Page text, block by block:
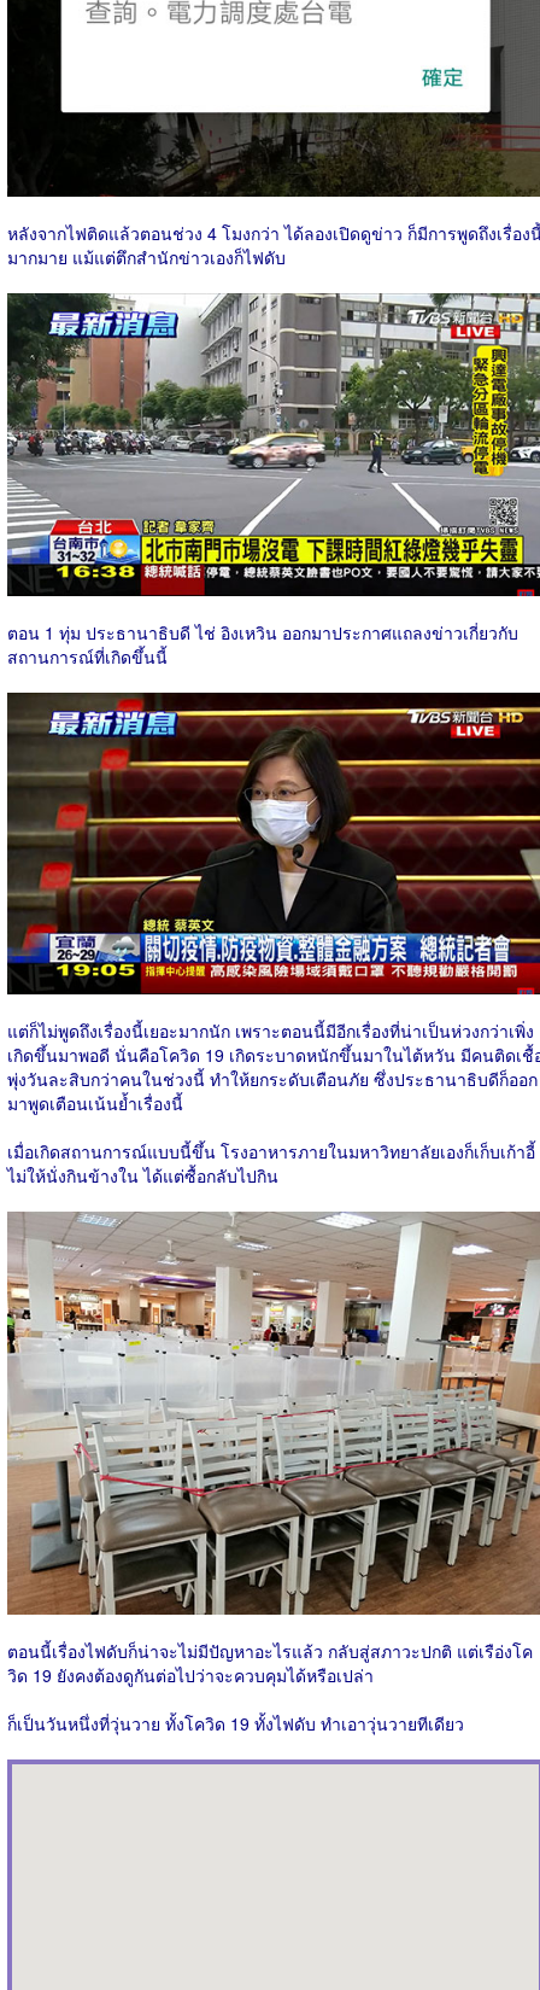
หลังจากไฟติดแล้วตอนช่วง 4 โมงกว่า ได้ลองเปิดดูข่าว ก็มีการพูดถึงเรื่อง
มากมาย แม้แต่ตึกสำนักข่าวเองก็ไฟดับ
ตอน 1 ทุ่ม ประธานาธิบดี ไช่ อิงเหวิน ออกมาประกาศแถลงข่าวเกี่ยวกับ
สถานการณ์ที่เกิดขึ้นนี้
แต่ก็ไม่พูดถึงเรื่องนี้เยอะมากนัก เพราะตอนนี้มีอีกเรื่องที่น่าเป็นห่วงกว่าเพิ่ง
เกิดขึ้นมาพอดี นั่นคือโควิด 19 เกิดระบาดหนักขึ้นมาในไต้หวัน มีคนติดเชื้
พุ่งวันละสิบกว่าคนในช่วงนี้ ทำให้ยกระดับเตือนภัย ซึ่งประธานาธิบดีก็ออก
มาพูดเตือนเน้นย้ำเรื่องนี้
เมื่อเกิดสถานการณ์แบบนี้ขึ้น โรงอาหารภายในมหาวิทยาลัยเองก็เก็บเก้าอี้
ไม่ให้นั่งกินข้างใน ได้แต่ซื้อกลับไปกิน
ตอนนี้เรื่องไฟดับก็น่าจะไม่มีปัญหาอะไรแล้ว กลับสู่สภาวะปกติ แต่เรือ่งโค
วิด 19 ยังคงต้องดูกันต่อไปว่าจะควบคุมได้หรือเปล่า
ก็เป็นวันหนึ่งที่วุ่นวาย ทั้งโควิด 19 ทั้งไฟดับ ทำเอาวุ่นวายทีเดียว